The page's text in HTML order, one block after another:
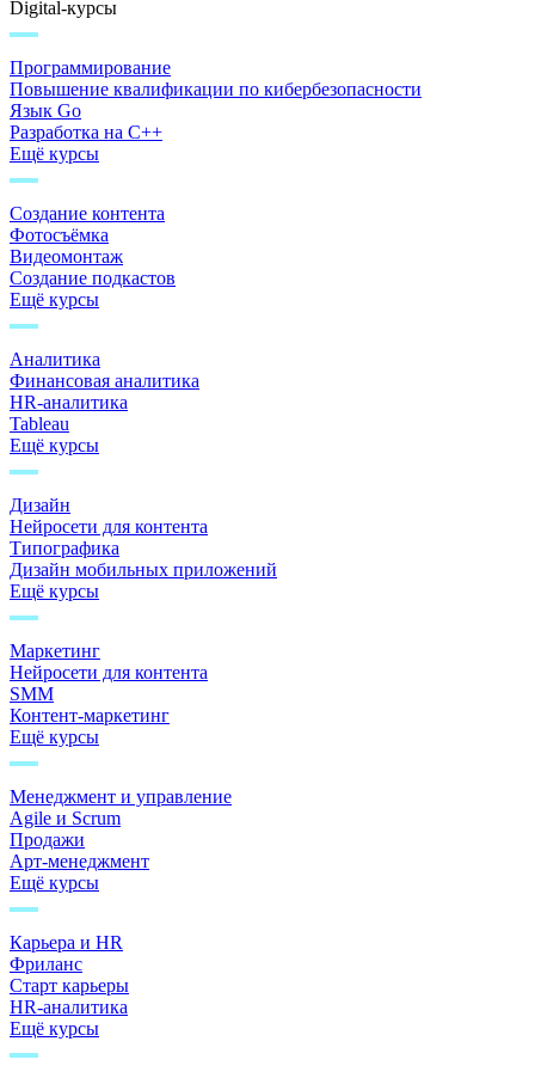
Digital-курсы
Программирование
Повышение квалификации по кибербезопасности
Язык Go
Разработка на C++
Ещё курсы
Создание контента
Фотосъёмка
Видеомонтаж
Создание подкастов
Ещё курсы
Аналитика
Финансовая аналитика
HR-аналитика
Tableau
Ещё курсы
Дизайн
Нейросети для контента
Типографика
Дизайн мобильных приложений
Ещё курсы
Маркетинг
Нейросети для контента
SMM
Контент-маркетинг
Ещё курсы
Менеджмент и управление
Agile и Scrum
Продажи
Арт-менеджмент
Ещё курсы
Карьера и HR
Фриланс
Старт карьеры
HR-аналитика
Ещё курсы